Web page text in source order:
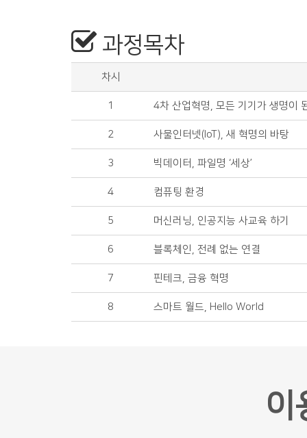
과정목차
차시
1 4차 산업혁명, 모든 기기가 생명이
2 사물인터넷(IoT), 새 혁명의 바탕
3 빅데이터, 파일명 ‘세상’
4 컴퓨팅 환경
5 머신러닝, 인공지능 사교육 하기
6 블록체인, 전례 없는 연결
7 핀테크, 금융 혁명
8 스마트 월드, Hello World
이